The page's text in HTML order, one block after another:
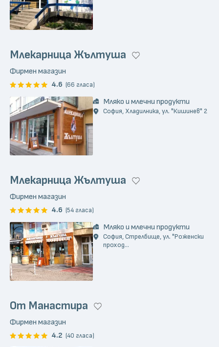
Млекарница Жълтуша
Фирмен магазин
4.6 (66 гласа)
Мляко и млечни продукти
София, Хладилника, ул. "Кишинев" 2
Млекарница Жълтуша
Фирмен магазин
4.6 (54 гласа)
Мляко и млечни продукти
София, Стрелбище, ул. "Роженски
проход...
От Манастира
Фирмен магазин
4.2 (40 гласа)